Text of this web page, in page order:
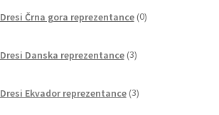
Dresi Črna gora reprezentance 0izdelkov
Dresi Danska reprezentance 3izdelki
Dresi Ekvador reprezentance 3izdelki